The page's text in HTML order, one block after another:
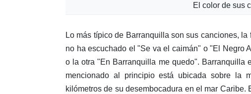
El color de sus
Lo más típico de Barranquilla son sus canciones,
no ha escuchado el "Se va el caimán" o "El Negro
o la otra "En Barranquilla me quedo". Barranquilla
mencionado al principio está ubicada sobre la
kilómetros de su desembocadura en el mar